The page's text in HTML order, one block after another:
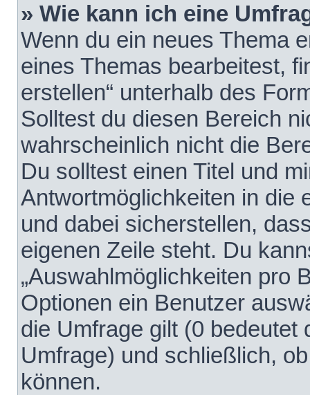
» Wie kann ich eine
Wenn du ein neues Thema
eines Themas bearbeitest,
erstellen“ unterhalb des
Solltest du diesen Bereich
wahrscheinlich nicht die
Du solltest einen Titel und
Antwortmöglichkeiten in die
und dabei sicherstellen,
eigenen Zeile steht. Du
„Auswahlmöglichkeiten pro
Optionen ein Benutzer
die Umfrage gilt (0 bedeutet
Umfrage) und schließlich,
können.